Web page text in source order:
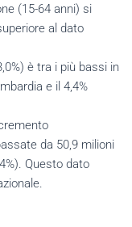
(15-64 anni) si
al dato
è tra i più bassi in
e il 4,4%
da 50,9 milioni
Questo dato